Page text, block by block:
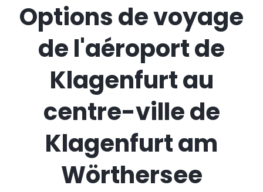
Options de voyage
de l'aéroport de
Klagenfurt au
centre-ville de
Klagenfurt am
Wörthersee